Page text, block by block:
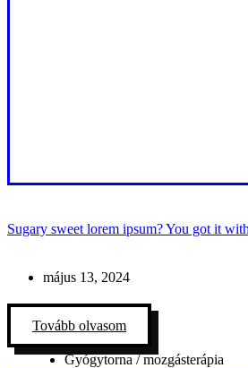
Sugary sweet lorem ipsum? You got it
május 13, 2024
Tovább olvasom
Gyógytorna / mozgásterápia